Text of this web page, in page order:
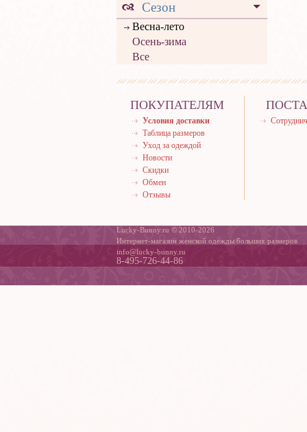
Сезон
Весна-лето
Осень-зима
Все
ПОКУПАТЕЛЯМ
Условия доставки
Таблица размеров
Уход за одеждой
Новости
Скидки
Обмен
Отзывы
Lucky-Bunny.ru © 2010-2026
Интернет-магазин женской одежды больших размеров
info@lucky-bunny.ru
8-495-726-44-86